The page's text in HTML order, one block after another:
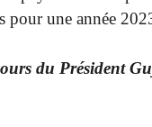
pour une année
du Président